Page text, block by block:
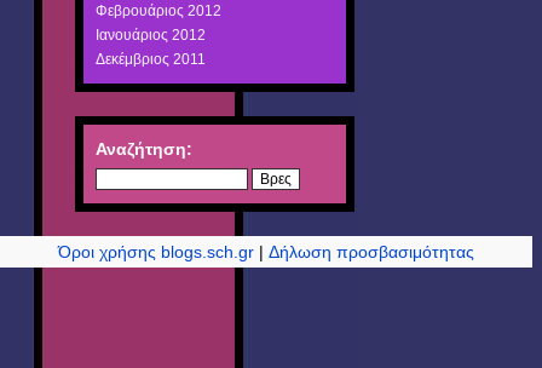
Φεβρουάριος 2012
Ιανουάριος 2012
Δεκέμβριος 2011
Αναζήτηση:
Όροι χρήσης blogs.sch.gr |Δήλωση προσβασιμότητας